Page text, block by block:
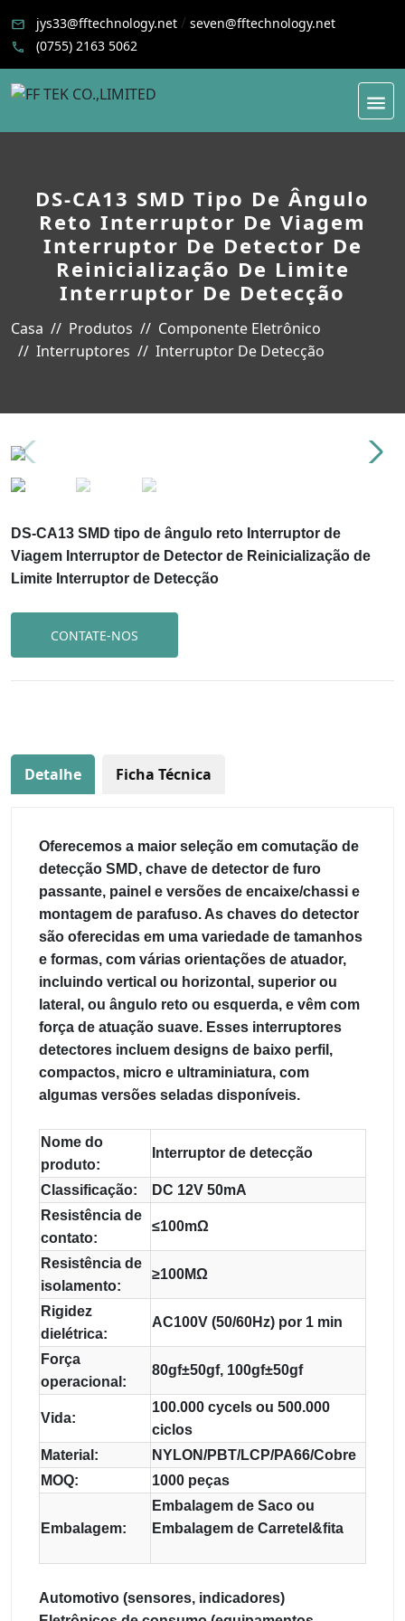
jys33@fftechnology.net / seven@fftechnology.net
(0755) 2163 5062
DS-CA13 SMD Tipo De Ângulo
Reto Interruptor De Viagem
Interruptor De Detector De
Reinicialização De Limite
Interruptor De Detecção
Casa Produtos
Componente Eletrônico
Interruptores
Interruptor De Detecção
DS-CA13 SMD tipo de ângulo reto Interruptor de
Viagem Interruptor de Detector de Reinicialização de
Limite Interruptor de Detecção
CONTATE-NOS
Detalhe Ficha Técnica
Oferecemos a maior seleção em comutação de
detecção SMD, chave de detector de furo
passante, painel e versões de encaixe/chassi e
montagem de parafuso. As chaves do detector
são oferecidas em uma variedade de tamanhos
e formas, com várias orientações de atuador,
incluindo vertical ou horizontal, superior ou
lateral, ou ângulo reto ou esquerda, e vêm com
força de atuação suave. Esses interruptores
detectores incluem designs de baixo perfil,
compactos, micro e ultraminiatura, com
algumas versões seladas disponíveis.
Nome do
produto:
Interruptor de detecção
Classificação:
DC 12V 50mA
Resistência de
contato:
≤100mΩ
Resistência de
isolamento:
≥100MΩ
Rigidez
dielétrica:
AC100V (50/60Hz) por 1 min
Força
operacional:
80gf±50gf, 100gf±50gf
Vida:
100.000 cycels ou 500.000
ciclos
Material:
NYLON/PBT/LCP/PA66/Cobre
MOQ:
1000 peças
Embalagem:
Embalagem de Saco ou
Embalagem de Carretel&fita
Automotivo (sensores, indicadores)